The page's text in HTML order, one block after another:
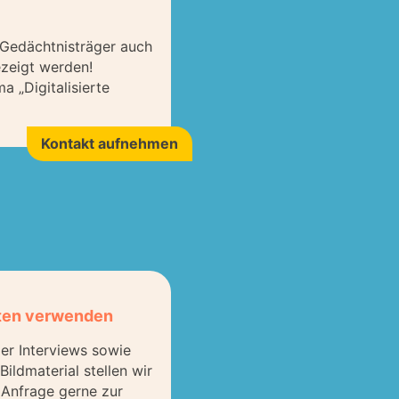
auch
werden!
„Digitalisierte
Kontakt aufnehmen
verwenden
Interviews sowie
stellen wir
gerne zur